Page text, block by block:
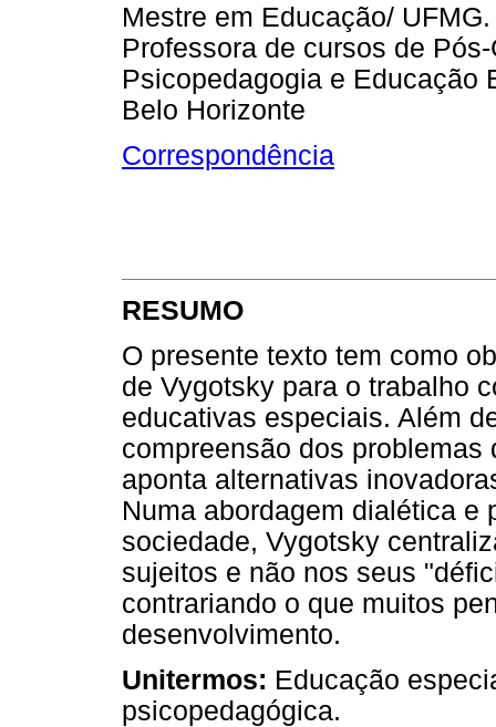
Mestre em Educação/
Professora de cursos de
Psicopedagogia e Educação
Belo Horizonte
Correspondência
RESUMO
O presente texto tem como
de Vygotsky para o trabalho
educativas especiais. Além
compreensão dos
aponta alternativas
Numa abordagem dialética e
sociedade, Vygotsky
sujeitos e não nos seus
contrariando o que muitos
desenvolvimento.
Unitermos: Educação
psicopedagógica.